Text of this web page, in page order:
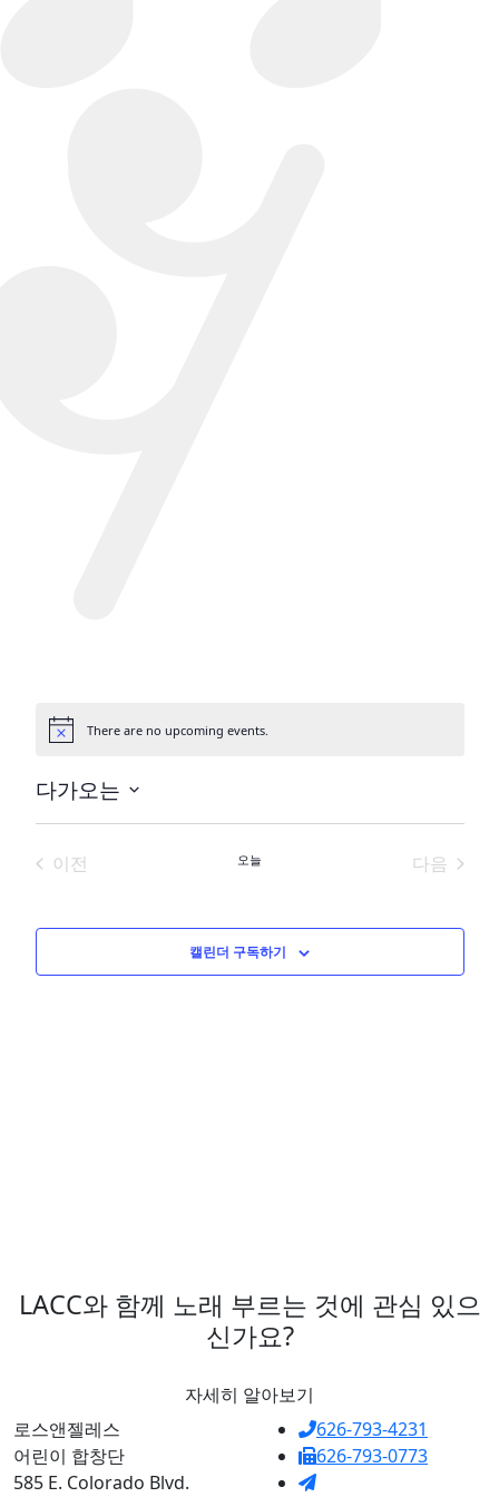
공
항
There are no upcoming events.
다가오는
날
를
택
세
이전
오늘
다음
캘린더 구독하기
LACC와 함께 노래 부르는 것에 관심 있으
신가요?
자세히 알아보기
로스앤젤레스
어린이 합창단
585 E. Colorado Blvd.
626-793-4231
626-793-0773